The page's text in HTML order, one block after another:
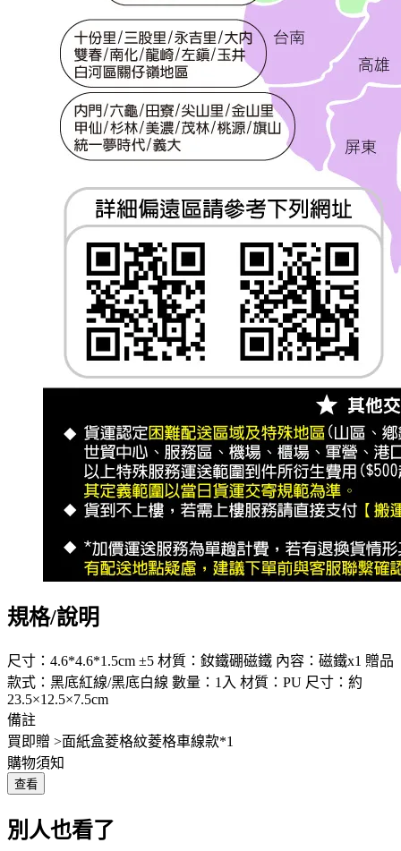
規格/說明
尺寸：4.6*4.6*1.5cm ±5 材質：釹鐵硼磁鐵 內容：磁鐵x1 贈品
款式：黑底紅線/黑底白線 數量：1入 材質：PU 尺寸：約
23.5×12.5×7.5cm
備註
買即贈 >面紙盒菱格紋菱格車線款*1
購物須知
查看
別人也看了